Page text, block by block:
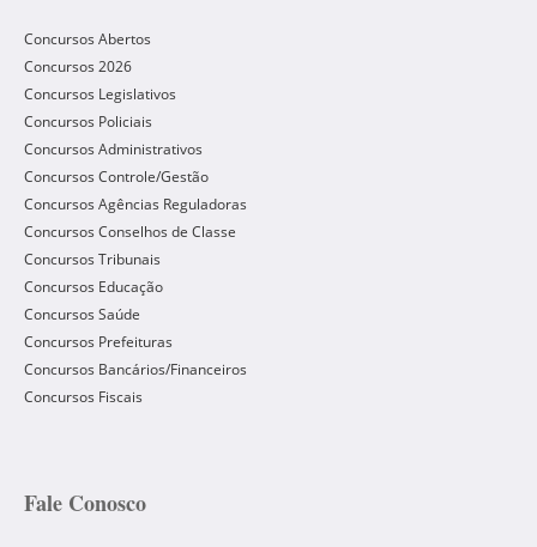
Concursos Abertos
Concursos 2026
Concursos Legislativos
Concursos Policiais
Concursos Administrativos
Concursos Controle/Gestão
Concursos Agências Reguladoras
Concursos Conselhos de Classe
Concursos Tribunais
Concursos Educação
Concursos Saúde
Concursos Prefeituras
Concursos Bancários/Financeiros
Concursos Fiscais
Fale Conosco